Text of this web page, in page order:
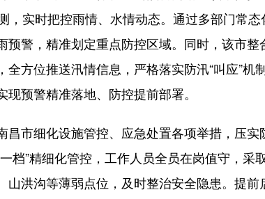
，实时把控雨情、水情动态。通过多部门常
预警，精准划定重点防控区域。同时，该市
方位推送汛情信息，严格落实防汛“叫应”
预警精准落地、防控提前部署。
市细化设施管控、应急处置各项举措，压实
档”精细化管控，工作人员全员在岗值守，采
山洪沟等薄弱点位，及时整治安全隐患。提